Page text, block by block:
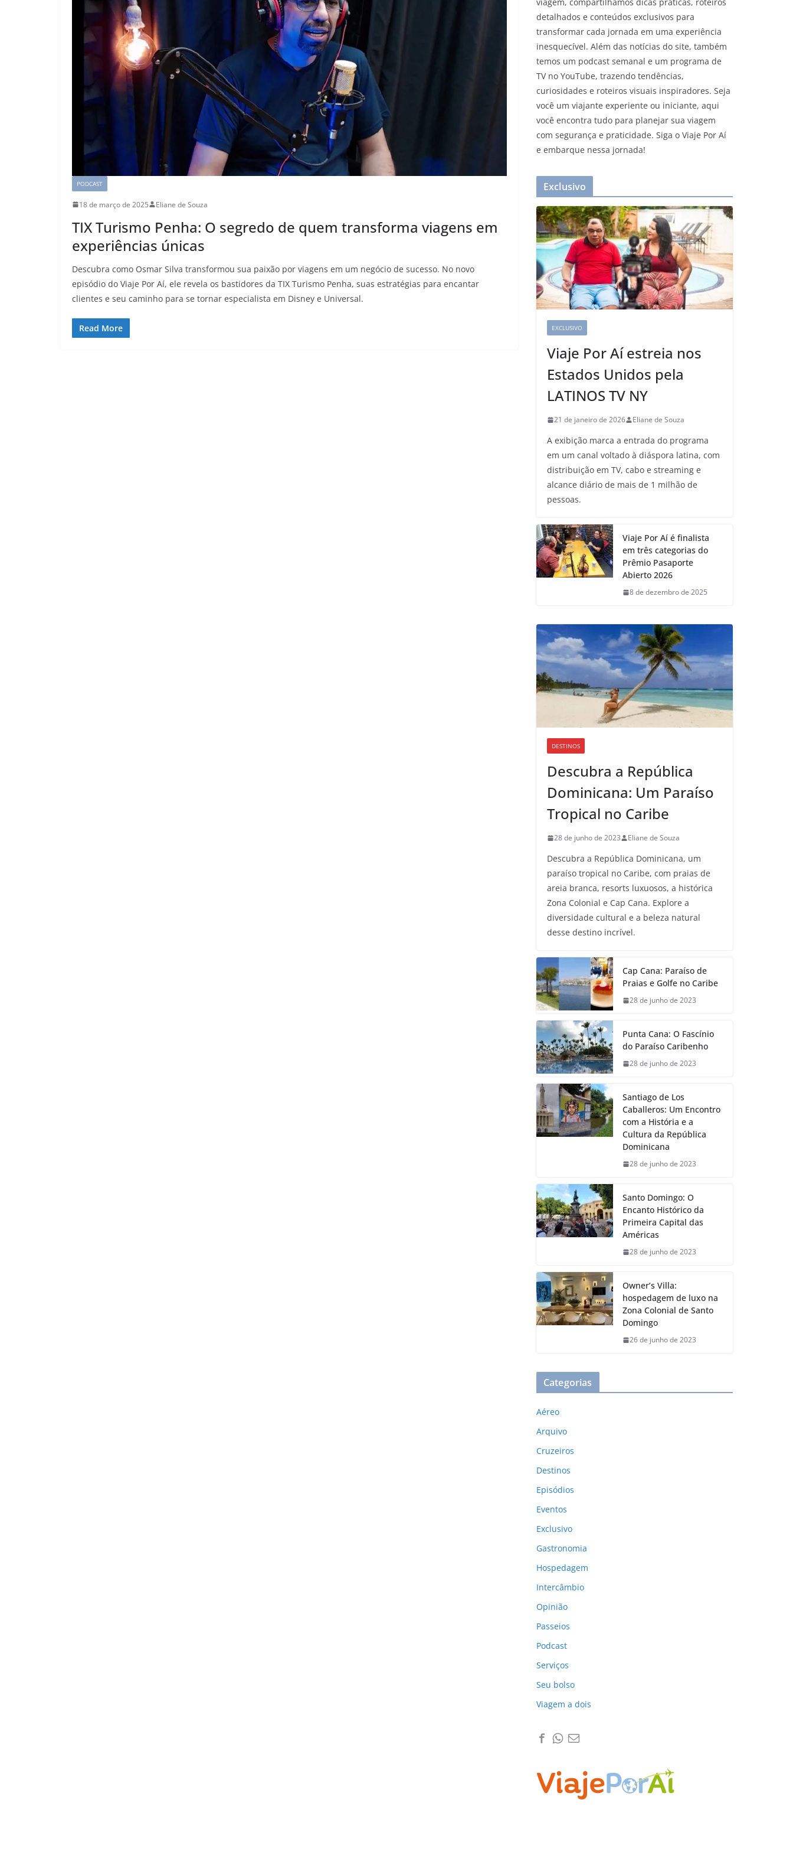
PODCAST
18 de março de 2025 Eliane de Souza
TIX Turismo Penha: O segredo de quem transforma viagens em
experiências únicas
Descubra como Osmar Silva transformou sua paixão por viagens em um negócio de sucesso. No novo
episódio do Viaje Por Aí, ele revela os bastidores da TIX Turismo Penha, suas estratégias para encantar
clientes e seu caminho para se tornar especialista em Disney e Universal.
Read More
detalhados e conteúdos exclusivos para
transformar cada jornada em uma experiência
inesquecível. Além das notícias do site, também
temos um podcast semanal e um programa de
TV no YouTube, trazendo tendências,
curiosidades e roteiros visuais inspiradores. Seja
você um viajante experiente ou iniciante, aqui
você encontra tudo para planejar sua viagem
com segurança e praticidade. Siga o Viaje Por Aí
e embarque nessa jornada!
Exclusivo
EXCLUSIVO
Viaje Por Aí estreia nos
Estados Unidos pela
LATINOS TV NY
21 de janeiro de 2026 Eliane de Souza
A exibição marca a entrada do programa
em um canal voltado à diáspora latina, com
distribuição em TV, cabo e streaming e
alcance diário de mais de 1 milhão de
pessoas.
Viaje Por Aí é finalista
em três categorias do
Prêmio Pasaporte
Abierto 2026
8 de dezembro de 2025
DESTINOS
Descubra a República
Dominicana: Um Paraíso
Tropical no Caribe
28 de junho de 2023 Eliane de Souza
Descubra a República Dominicana, um
paraíso tropical no Caribe, com praias de
areia branca, resorts luxuosos, a histórica
Zona Colonial e Cap Cana. Explore a
diversidade cultural e a beleza natural
desse destino incrível.
Cap Cana: Paraíso de
Praias e Golfe no Caribe
28 de junho de 2023
Punta Cana: O Fascínio
do Paraíso Caribenho
28 de junho de 2023
Santiago de Los
Caballeros: Um Encontro
com a História e a
Cultura da República
Dominicana
28 de junho de 2023
Santo Domingo: O
Encanto Histórico da
Primeira Capital das
Américas
28 de junho de 2023
Owner’s Villa:
hospedagem de luxo na
Zona Colonial de Santo
Domingo
26 de junho de 2023
Categorias
Aéreo
Arquivo
Cruzeiros
Destinos
Episódios
Eventos
Exclusivo
Gastronomia
Hospedagem
Intercâmbio
Opinião
Passeios
Podcast
Serviços
Seu bolso
Viagem a dois